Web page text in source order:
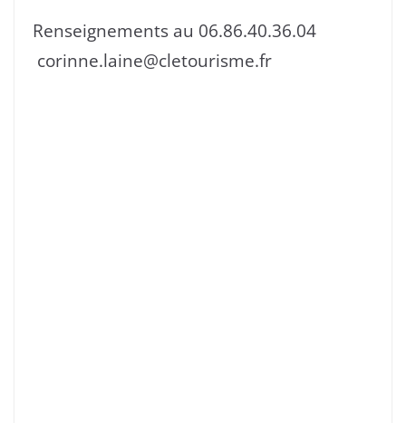
Renseignements au 06.86.40.36.04
corinne.laine@cletourisme.fr